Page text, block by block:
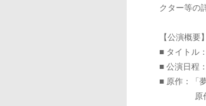
クター等の
【公演概要】
■ タイトル
■ 公演日程
■ 原作：「
原作公